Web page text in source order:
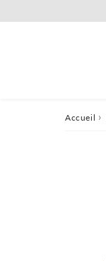
Accueil ›